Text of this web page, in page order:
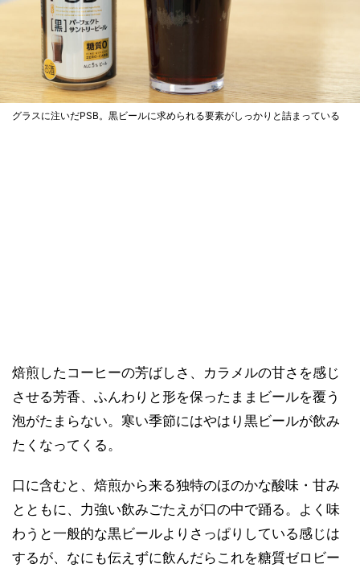
グラスに注いだPSB。黒ビールに求められる要素がしっかりと詰まっている
焙煎したコーヒーの芳ばしさ、カラメルの甘さを感じ
させる芳香、ふんわりと形を保ったままビールを覆う
泡がたまらない。寒い季節にはやはり黒ビールが飲み
たくなってくる。
口に含むと、焙煎から来る独特のほのかな酸味・甘み
とともに、力強い飲みごたえが口の中で踊る。よく味
わうと一般的な黒ビールよりさっぱりしている感じは
するが、なにも伝えずに飲んだらこれを糖質ゼロビー